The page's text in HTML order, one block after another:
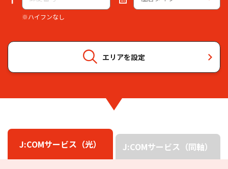
※ハイフンなし
エリアを設定
J:COMサービス（光） J:COMサービス（同軸）